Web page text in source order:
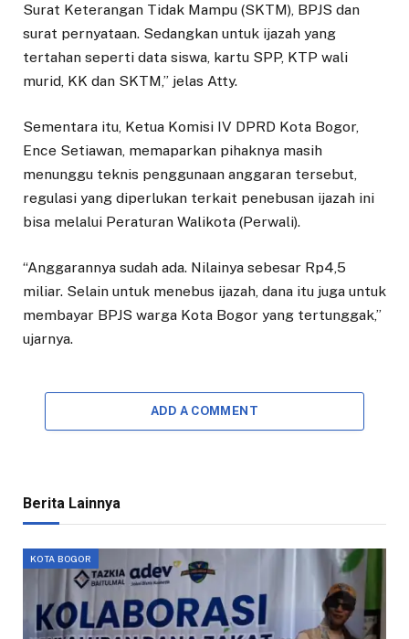
Surat Keterangan Tidak Mampu (SKTM), BPJS dan
surat pernyataan. Sedangkan untuk ijazah yang
tertahan seperti data siswa, kartu SPP, KTP wali
murid, KK dan SKTM,” jelas Atty.
Sementara itu, Ketua Komisi IV DPRD Kota Bogor,
Ence Setiawan, memaparkan pihaknya masih
menunggu teknis penggunaan anggaran tersebut,
regulasi yang diperlukan terkait penebusan ijazah ini
bisa melalui Peraturan Walikota (Perwali).
“Anggarannya sudah ada. Nilainya sebesar Rp4,5
miliar. Selain untuk menebus ijazah, dana itu juga untuk
membayar BPJS warga Kota Bogor yang tertunggak,”
ujarnya.
ADD A COMMENT
Berita Lainnya
KOTA BOGOR